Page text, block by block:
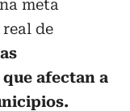
meta
de
afectan a